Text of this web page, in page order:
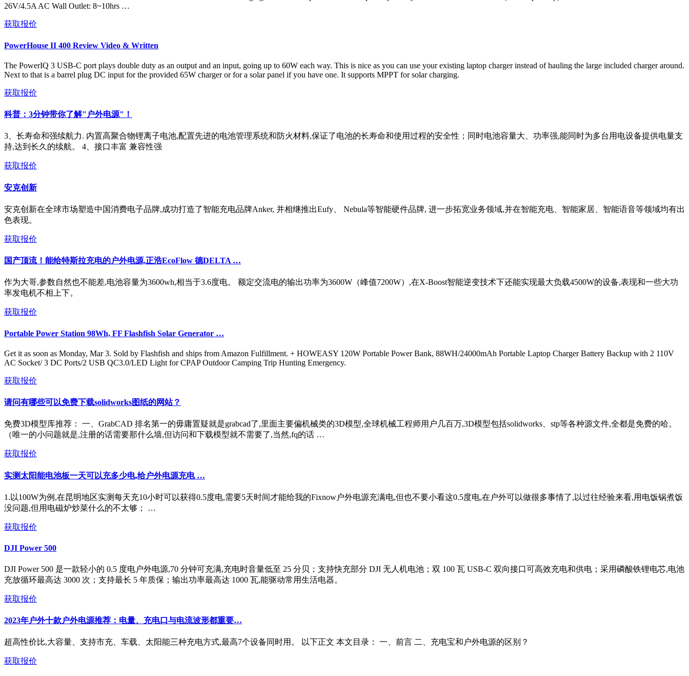
26V/4.5A AC Wall Outlet: 8~10hrs …
获取报价
PowerHouse II 400 Review Video & Written
The PowerIQ 3 USB-C port plays double duty as an output and an input, going up to 60W each way. This is nice as you can use your existing laptop charger instead of hauling the large included charger around.
Next to that is a barrel plug DC input for the provided 65W charger or for a solar panel if you have one. It supports MPPT for solar charging.
获取报价
科普：3分钟带你了解"户外电源"！
3、长寿命和强续航力. 内置高聚合物锂离子电池,配置先进的电池管理系统和防火材料,保证了电池的长寿命和使用过程的安全性；同时电池容量大、功率强,能同时为多台用电设备提供电量支
持,达到长久的续航。 4、接口丰富 兼容性强
获取报价
安克创新
安克创新在全球市场塑造中国消费电子品牌,成功打造了智能充电品牌Anker, 并相继推出Eufy、 Nebula等智能硬件品牌, 进一步拓宽业务领域,并在智能充电、智能家居、智能语音等领域均有出
色表现。
获取报价
国产顶流！能给特斯拉充电的户外电源,正浩EcoFlow 德DELTA …
作为大哥,参数自然也不能差,电池容量为3600wh,相当于3.6度电。 额定交流电的输出功率为3600W（峰值7200W）,在X-Boost智能逆变技术下还能实现最大负载4500W的设备,表现和一些大功
率发电机不相上下。
获取报价
Portable Power Station 98Wh, FF Flashfish Solar Generator …
Get it as soon as Monday, Mar 3. Sold by Flashfish and ships from Amazon Fulfillment. + HOWEASY 120W Portable Power Bank, 88WH/24000mAh Portable Laptop Charger Battery Backup with 2 110V
AC Socket/ 3 DC Ports/2 USB QC3.0/LED Light for CPAP Outdoor Camping Trip Hunting Emergency.
获取报价
请问有哪些可以免费下载solidworks图纸的网站？
免费3D模型库推荐： 一、GrabCAD 排名第一的毋庸置疑就是grabcad了,里面主要偏机械类的3D模型,全球机械工程师用户几百万,3D模型包括solidworks、stp等各种源文件,全都是免费的哈。
（唯一的小问题就是,注册的话需要那什么墙,但访问和下载模型就不需要了,当然,fq的话 …
获取报价
实测太阳能电池板一天可以充多少电,给户外电源充电 …
1.以100W为例,在昆明地区实测每天充10小时可以获得0.5度电,需要5天时间才能给我的Fixnow户外电源充满电,但也不要小看这0.5度电,在户外可以做很多事情了,以过往经验来看,用电饭锅煮饭
没问题,但用电磁炉炒菜什么的不太够； …
获取报价
DJI Power 500
DJI Power 500 是一款轻小的 0.5 度电户外电源,70 分钟可充满,充电时音量低至 25 分贝；支持快充部分 DJI 无人机电池；双 100 瓦 USB-C 双向接口可高效充电和供电；采用磷酸铁锂电芯,电池
充放循环最高达 3000 次；支持最长 5 年质保；输出功率最高达 1000 瓦,能驱动常用生活电器。
获取报价
2023年户外十款户外电源推荐：电量、充电口与电流波形都重要…
超高性价比,大容量、支持市充、车载、太阳能三种充电方式,最高7个设备同时用。 以下正文 本文目录： 一、前言 二、充电宝和户外电源的区别？
获取报价